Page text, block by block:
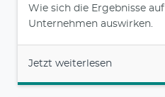
Wie sich die Ergebnisse
Unternehmen auswirken.
Jetzt weiterlesen